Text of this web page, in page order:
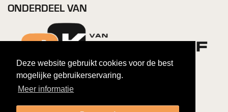
Deze website gebruikt cookies voor de best
mogelijke gebruikerservaring.
Meer informatie
ONDERDEEL VAN